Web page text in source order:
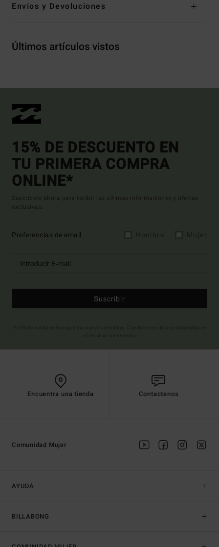
Envíos y Devoluciones
Últimos artículos vistos
15% DE DESCUENTO EN
TU PRIMERA COMPRA
ONLINE*
Suscríbete ahora para recibir las ultimas informaciones y ofertas
exclusivas.
Preferencias de email
Suscribir
Encuentra una tienda Contactenos
AYUDA
BILLABONG
Comunidad Mujer